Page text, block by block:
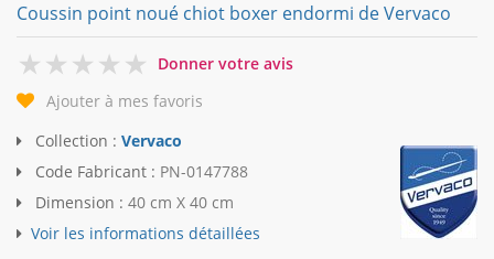
Coussin point noué chiot boxer endormi de Vervaco
0
Donner votre avis
Ajouter à mes favoris
Collection : Vervaco
Code Fabricant : PN-0147788
Dimension : 40 cm X 40 cm
Voir les informations détaillées